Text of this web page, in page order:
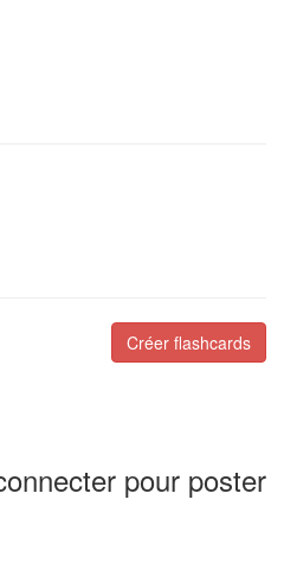
Créer flashcards
pour poster